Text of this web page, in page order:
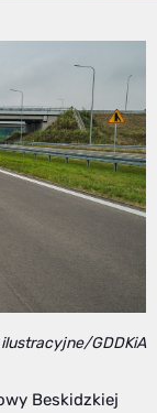
GDDKiA
Beskidzkiej